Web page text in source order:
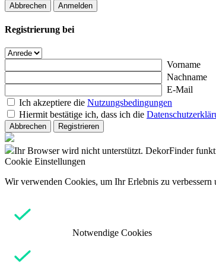
Abbrechen Anmelden
Registrierung bei
Vorname
Nachname
E-Mail
Ich akzeptiere die Nutzungsbedingungen
Hiermit bestätige ich, dass ich die
Abbrechen Registrieren
Ihr Browser wird nicht unterstützt. DekorFinder
Cookie Einstellungen
Wir verwenden Cookies, um Ihr Erlebnis zu
Notwendige Cookies